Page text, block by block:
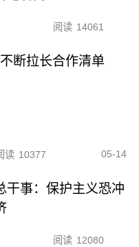
阅读 14061
断拉长合作清单
读 10377 05-14
干事：保护主义恐冲
阅读 12080